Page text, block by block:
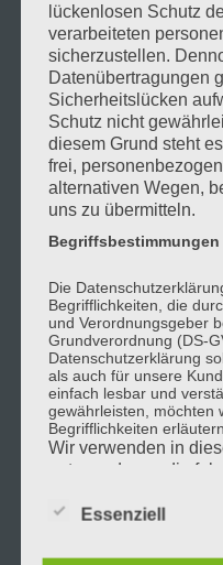
Getränkekarte
Gläser
Impressum
Kontakt
Sitemap
Speisekarte
Creperie Tricolore
Escape Cafe-Bistro
Partyservice Motz
Startseite
Unterhaltung
Veranstalter
Weinkarte
exNICRUM Weinmanufactur
lückenlosen Schutz
verarbeiteten
sicherzustellen.
Datenübertragungen
Sicherheitslücken
Schutz nicht
diesem Grund steht
frei,
alternativen Wegen,
uns zu übermitteln.
Begriffsbestimmungen
Die
Begrifflichkeiten, die
und Verordnungsgeber
Grundverordnung (DS-
Datenschutzerklärung
als auch für unsere
einfach lesbar und
gewährleisten, möchten
Begrifflichkeiten erläutern.
Wir verwenden in
unter anderem die
Essenziell